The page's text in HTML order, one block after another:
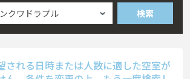
クワドラプル 検索
される日時または人数に適した空室が